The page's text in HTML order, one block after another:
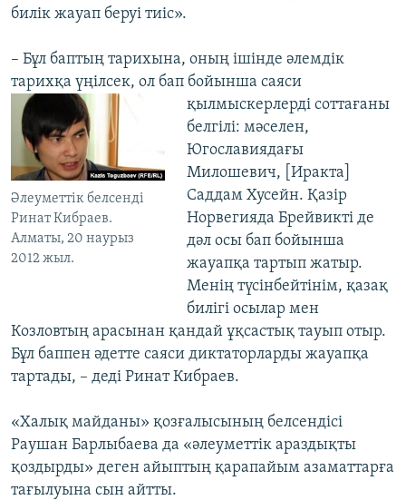
билік жауап беруі тиіс».
– Бұл баптың тарихына, оның ішінде әлемдік
тарихқа үңілсек, ол бап бойынша саяси
Әлеуметтік белсенді
Ринат Кибраев.
Алматы, 20 наурыз
2012 жыл.
қылмыскерлерді соттағаны
белгілі: мәселен,
Югославиядағы
Милошевич, [Иракта]
Саддам Хусейн. Қазір
Норвегияда Брейвикті де
дәл осы бап бойынша
жауапқа тартып жатыр.
Менің түсінбейтінім, қазақ
билігі осылар мен
Козловтың арасынан қандай ұқсастық тауып отыр.
Бұл баппен әдетте саяси диктаторларды жауапқа
тартады, – деді Ринат Кибраев.
«Халық майданы» қозғалысының белсендісі
Раушан Барлыбаева да «әлеуметтік араздықты
қоздырды» деген айыптың қарапайым азаматтарға
тағылуына сын айтты.